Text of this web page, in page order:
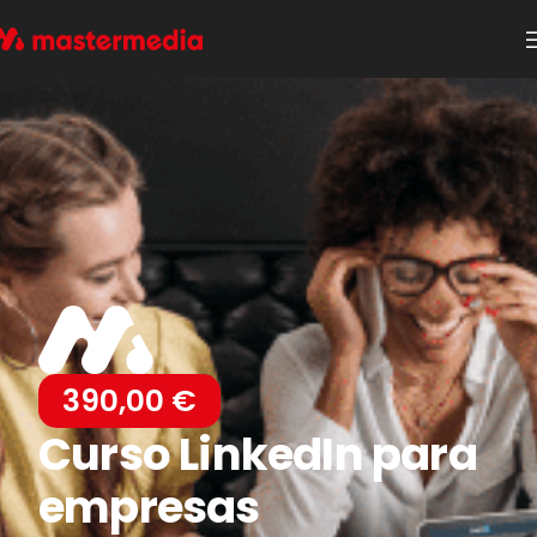
390,00 €
Curso LinkedIn para
empresas